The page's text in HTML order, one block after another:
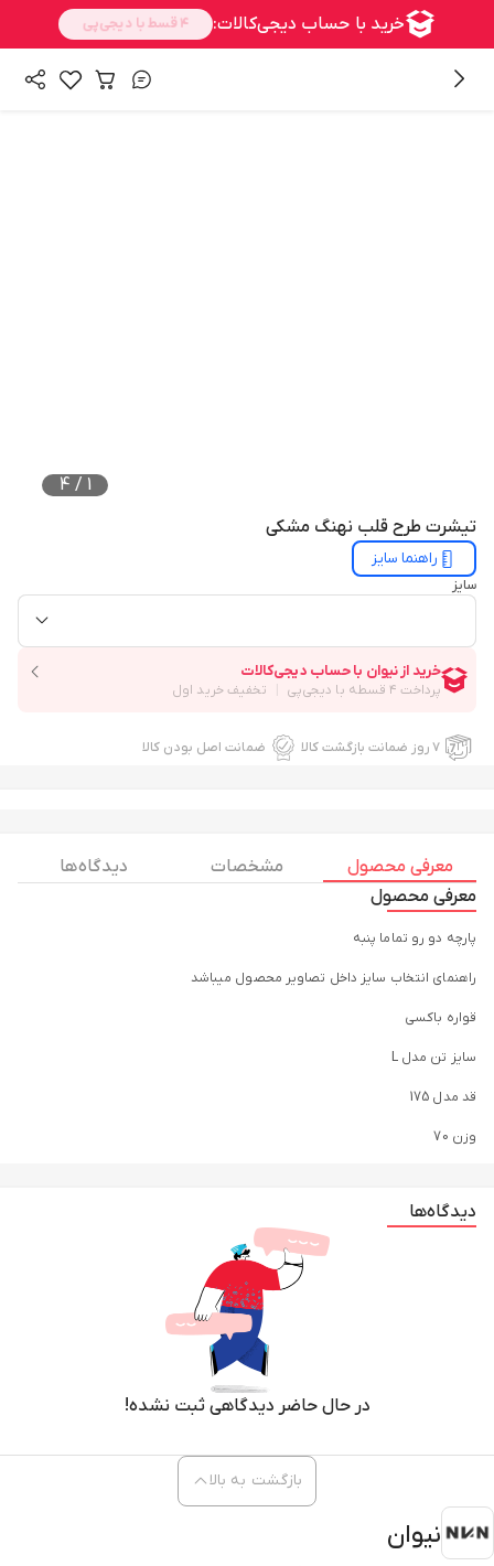
1
/
4
تیشرت طرح قلب نهنگ مشکی
راهنما سایز
سایز
۷ روز ضمانت بازگشت کالا ضمانت اصل بودن کالا
معرفی محصول مشخصات
دیدگاه ها
معرفی محصول
پارچه دو رو تماما پنبه
راهنمای انتخاب سایز داخل تصاویر محصول میباشد
قواره باکسی
سایز تن مدل L
قد مدل 175
وزن 70
دیدگاه‌ها
در حال حاضر دیدگاهی ثبت نشده!
نیوان
بازگشت به بالا